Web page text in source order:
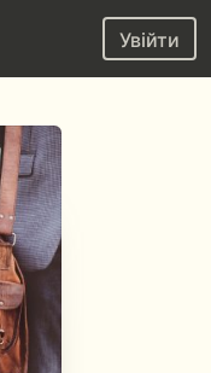
Увійти